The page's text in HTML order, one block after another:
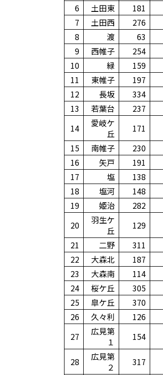
6
土田東 181
7
土田西 276
8
渡 63
9
西帷子 254
10
緑 159
11
東帷子 197
12
長坂 334
13
若葉台 237
14
愛岐ケ
丘
171
15
南帷子 230
16
矢戸 191
17
塩 138
18
塩河 148
19
姫治 282
20
羽生ケ
丘
129
21
二野 311
22
大森北 187
23
大森南 114
24
桜ケ丘 305
25
皐ケ丘 370
26
久々利 126
27
広見第
１
154
28
広見第
２
317